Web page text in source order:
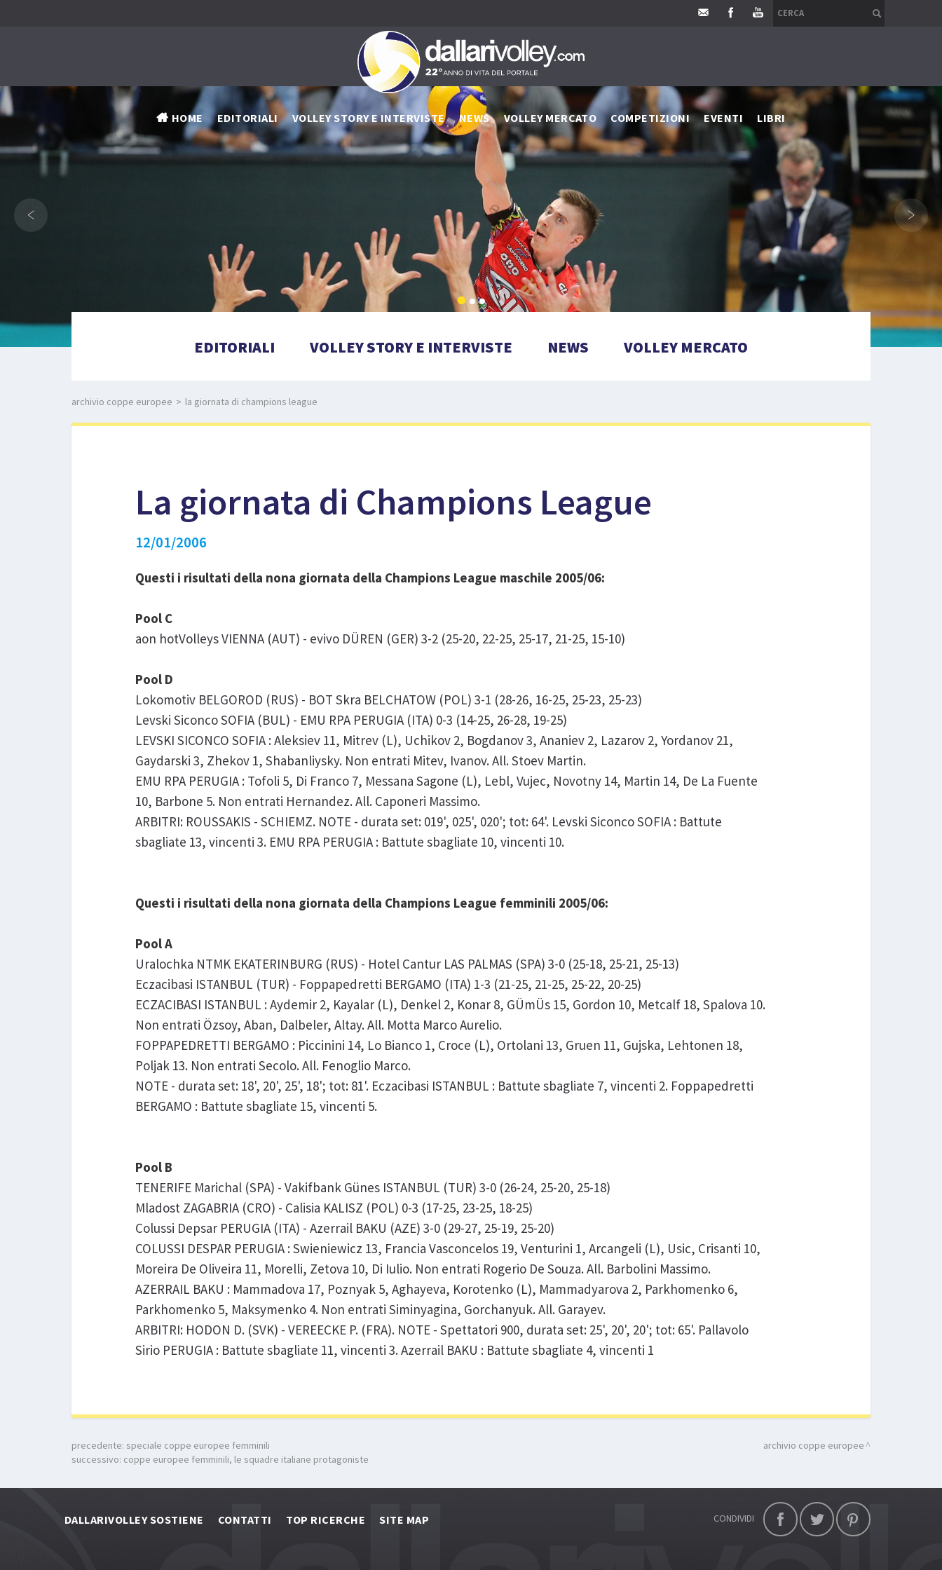
HOME EDITORIALI VOLLEY STORY E INTERVISTE NEWS VOLLEY MERCATO COMPETIZIONI EVENTI LIBRI
‹ ›
EDITORIALI VOLLEY STORY E INTERVISTE NEWS VOLLEY MERCATO
archivio coppe europee > la giornata di champions league
La giornata di Champions League
12/01/2006
Questi i risultati della nona giornata della Champions League maschile 2005/06:
Pool C
aon hotVolleys VIENNA (AUT) - evivo DÜREN (GER) 3-2 (25-20, 22-25, 25-17, 21-25, 15-10)
Pool D
Lokomotiv BELGOROD (RUS) - BOT Skra BELCHATOW (POL) 3-1 (28-26, 16-25, 25-23, 25-23)
Levski Siconco SOFIA (BUL) - EMU RPA PERUGIA (ITA) 0-3 (14-25, 26-28, 19-25)
LEVSKI SICONCO SOFIA : Aleksiev 11, Mitrev (L), Uchikov 2, Bogdanov 3, Ananiev 2, Lazarov 2, Yordanov 21,
Gaydarski 3, Zhekov 1, Shabanliysky. Non entrati Mitev, Ivanov. All. Stoev Martin.
EMU RPA PERUGIA : Tofoli 5, Di Franco 7, Messana Sagone (L), Lebl, Vujec, Novotny 14, Martin 14, De La Fuente
10, Barbone 5. Non entrati Hernandez. All. Caponeri Massimo.
ARBITRI: ROUSSAKIS - SCHIEMZ. NOTE - durata set: 019', 025', 020'; tot: 64'. Levski Siconco SOFIA : Battute
sbagliate 13, vincenti 3. EMU RPA PERUGIA : Battute sbagliate 10, vincenti 10.
Questi i risultati della nona giornata della Champions League femminili 2005/06:
Pool A
Uralochka NTMK EKATERINBURG (RUS) - Hotel Cantur LAS PALMAS (SPA) 3-0 (25-18, 25-21, 25-13)
Eczacibasi ISTANBUL (TUR) - Foppapedretti BERGAMO (ITA) 1-3 (21-25, 21-25, 25-22, 20-25)
ECZACIBASI ISTANBUL : Aydemir 2, Kayalar (L), Denkel 2, Konar 8, GÜmÜs 15, Gordon 10, Metcalf 18, Spalova 10.
Non entrati Özsoy, Aban, Dalbeler, Altay. All. Motta Marco Aurelio.
FOPPAPEDRETTI BERGAMO : Piccinini 14, Lo Bianco 1, Croce (L), Ortolani 13, Gruen 11, Gujska, Lehtonen 18,
Poljak 13. Non entrati Secolo. All. Fenoglio Marco.
NOTE - durata set: 18', 20', 25', 18'; tot: 81'. Eczacibasi ISTANBUL : Battute sbagliate 7, vincenti 2. Foppapedretti
BERGAMO : Battute sbagliate 15, vincenti 5.
Pool B
TENERIFE Marichal (SPA) - Vakifbank Günes ISTANBUL (TUR) 3-0 (26-24, 25-20, 25-18)
Mladost ZAGABRIA (CRO) - Calisia KALISZ (POL) 0-3 (17-25, 23-25, 18-25)
Colussi Depsar PERUGIA (ITA) - Azerrail BAKU (AZE) 3-0 (29-27, 25-19, 25-20)
COLUSSI DESPAR PERUGIA : Swieniewicz 13, Francia Vasconcelos 19, Venturini 1, Arcangeli (L), Usic, Crisanti 10,
Moreira De Oliveira 11, Morelli, Zetova 10, Di Iulio. Non entrati Rogerio De Souza. All. Barbolini Massimo.
AZERRAIL BAKU : Mammadova 17, Poznyak 5, Aghayeva, Korotenko (L), Mammadyarova 2, Parkhomenko 6,
Parkhomenko 5, Maksymenko 4. Non entrati Siminyagina, Gorchanyuk. All. Garayev.
ARBITRI: HODON D. (SVK) - VEREECKE P. (FRA). NOTE - Spettatori 900, durata set: 25', 20', 20'; tot: 65'. Pallavolo
Sirio PERUGIA : Battute sbagliate 11, vincenti 3. Azerrail BAKU : Battute sbagliate 4, vincenti 1
precedente: speciale coppe europee femminili
successivo: coppe europee femminili, le squadre italiane protagoniste
archivio coppe europee
DALLARIVOLLEY SOSTIENE CONTATTI TOP RICERCHE SITE MAP CONDIVIDI